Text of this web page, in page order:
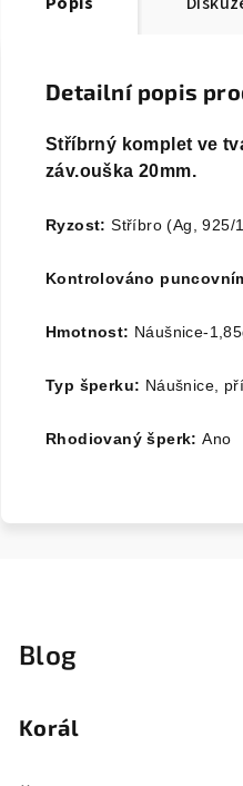
Detailní popis
Stříbrný komplet ve
záv.ouška 20mm.
Ryzost:Stříbro (Ag, 925/
Kontrolováno
Hmotnost: Náušnice-
Typ šperku: Náušnice,
Rhodiovaný šperk:Ano
Blog
Korál